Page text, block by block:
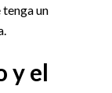
un
y el